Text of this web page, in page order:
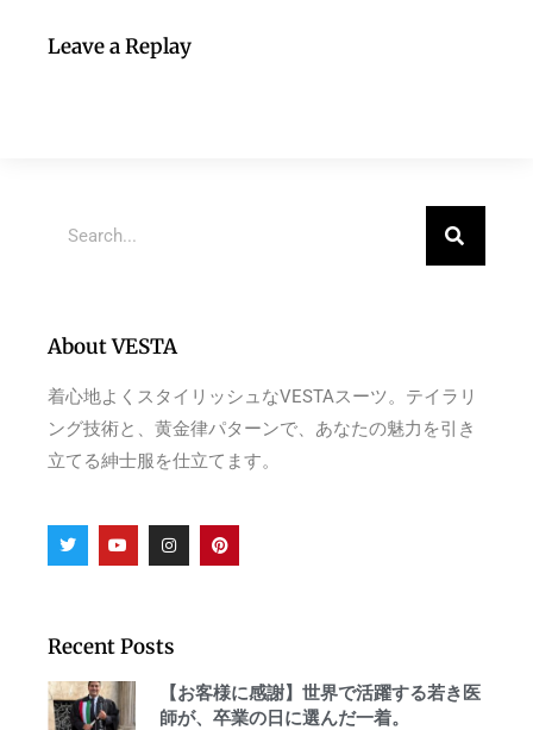
Leave a Replay
About VESTA
着心地よくスタイリッシュなVESTAスーツ。テイラリ
ング技術と、黄金律パターンで、あなたの魅力を引き
立てる紳士服を仕立てます。
Recent Posts
【お客様に感謝】世界で活躍する若き医
師が、卒業の日に選んだ一着。